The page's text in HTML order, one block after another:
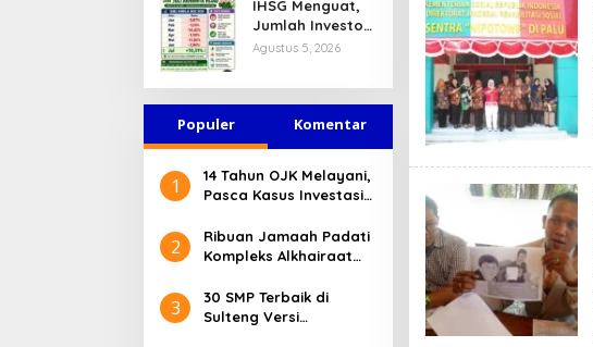
Jasa Keuangan
Tetap Terjaga
IHSG Menguat,
Jumlah Investor
Pasar Modal
Agustus 5, 2026
Populer Komentar
1
14 Tahun OJK Melayani,
Pasca Kasus Investasi
Sulteng Menilai Peran
OJK Sangat Penting
2
Ribuan Jamaah Padati
Kompleks Alkhairaat
Nasional dan Daerah
Hadir
3
30 SMP Terbaik di
Sulteng Versi